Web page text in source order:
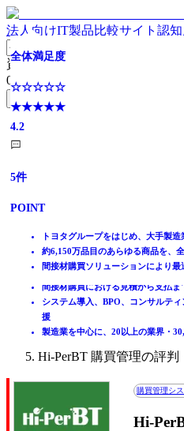
法人向けIT製品比較サイト 認
資料請求リスト
0 件
無料資料請求フォームへ
掲載について
イベントでリード
動画で学ぶ
IT製品比較TOP
在庫・購買
購買管理システム
Hi-PerBT 購買管理
Hi-PerBT 購買管理の評判
購買管理シ
Hi-
発注から支払まで、購買業務をク
全体満足度
★★★★★
44件
POINT
発注・仕入・支払をリアルタイムに
購買データを可視化しコスト管理
【導入実績5000社超！】販売・購
全体満足度
★★★★★
43件
POINT
お客さまの声を反映した完成度の高
販売・購買・在庫管理だけでなく
意
【5,700社の導入実績】コクヨ生ま
全体満足度
☆☆☆☆☆
4.1
POINT
購買ルールを徹底！統制と効率を
大手サプライヤから地場の既存取引
ワークフローシステムやERPなど幅
間接材購買の最適化を支援する購
全体満足度
★★★★★
28件
POINT
物品材からサービス材まで間接材購
能
導入目的に合わせた2つのシステム
【14,000社が利用】初期費用・月
全体満足度
☆☆☆☆☆
4.4
POINT
製造、建設、電力・電設、医療業
40以上のサプライヤーから1億
能
貴社独自の購買ルールを実現する管
豊富な機能で購買管理業務を標準
全体満足度
★★★★★
8件
POINT
購入依頼～見積～発注～入荷検収の
能
間接材から直接材、サービス系商材
ITトレンド年間ランキング 購買管
全体満足度
☆☆☆☆☆
4.8
POINT
間接材購買における見積から支払
システム導入、BPO、コンサルテ
援
製造業を中心に、20以上の業界・
全体満足度
☆☆☆☆☆
★★★★★
4.2
5件
POINT
トヨタグループをはじめ、大手製造
約6,150万品目のあらゆる商品を、
間接材購買ソリューションにより最